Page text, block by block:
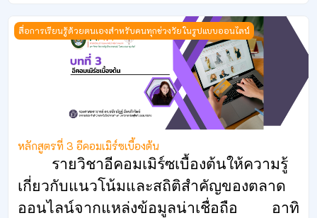
หลักสูตรที่ 3 อีคอมเมิร์ซเบื้องต้น
สื่อการเรียนรู้ด้วยตนเองสำหรับคนทุกช่วงวัยในรูปแบบออนไลน์
หลักสูตรที่ 3 อีคอมเมิร์ซเบื้องต้น
รายวิชาอีคอมเมิร์ซเบื้องต้นให้ความรู้
เกี่ยวกับแนวโน้มและสถิติสำคัญของตลาด
ออนไลน์จากแหล่งข้อมูลน่าเชื่อถือ อาทิ